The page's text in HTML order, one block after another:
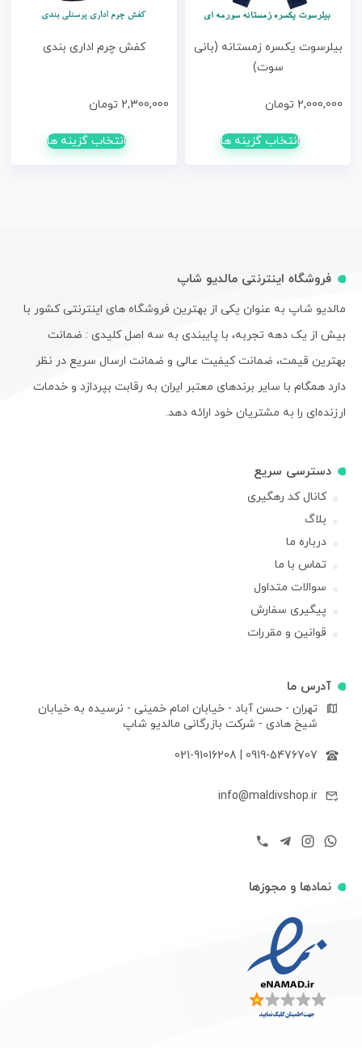
بیلرسوت یکسره زمستانه (بانی
سوت)
2,000,000 تومان
انتخاب گزینه ها
کفش چرم اداری بندی
2,300,000 تومان
انتخاب گزینه ها
فروشگاه اینترنتی مالدیو شاپ
مالدیو شاپ به عنوان یکی از بهترین فروشگاه های اینترنتی کشور با
بیش از یک دهه تجربه، با پایبندی به سه اصل کلیدی : ضمانت
بهترین قیمت، ضمانت کیفیت عالی و ضمانت ارسال سریع در نظر
دارد همگام با سایر برندهای معتبر ایران به رقابت بپردازد و خدمات
ارزنده‌ای را به مشتریان خود ارائه دهد.
دسترسی سریع
کانال کد رهگیری
بلاگ
درباره ما
تماس با ما
سوالات متداول
پیگیری سفارش
قوانین و مقررات
آدرس ما
تهران - حسن آباد - خیابان امام خمینی - نرسیده به خیابان
شیخ هادی - شرکت بازرگانی مالدیو شاپ
0919-5476707
|
021-91016208
info@maldivshop.ir
نمادها و مجوزها